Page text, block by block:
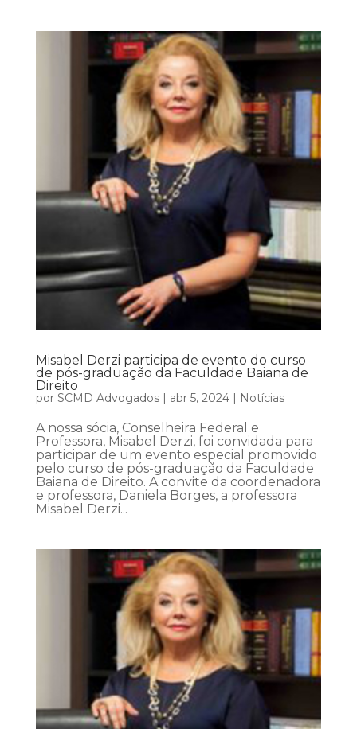
Misabel Derzi participa de evento do curso
de pós-graduação da Faculdade Baiana de
Direito
por SCMD Advogados| abr 5, 2024| Notícias
A nossa sócia, Conselheira Federal e
Professora, Misabel Derzi, foi convidada para
participar de um evento especial promovido
pelo curso de pós-graduação da Faculdade
Baiana de Direito. A convite da coordenadora
e professora, Daniela Borges, a professora
Misabel Derzi...